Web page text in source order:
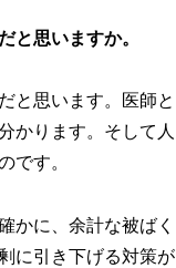
思いますか。
と思います。医師と
かります。そして人
です。
かに、余計な被ばく
に引き下げる対策が